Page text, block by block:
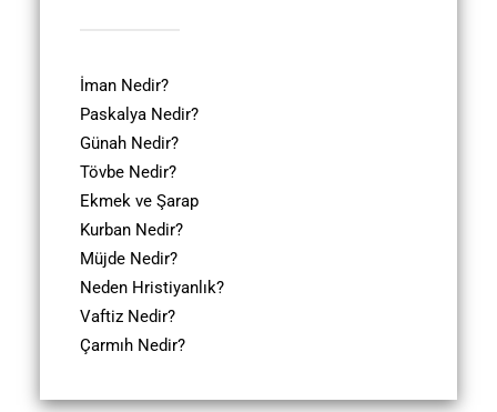
İman Nedir?
Paskalya Nedir?
Günah Nedir?
Tövbe Nedir?
Ekmek ve Şarap
Kurban Nedir?
Müjde Nedir?
Neden Hristiyanlık?
Vaftiz Nedir?
Çarmıh Nedir?